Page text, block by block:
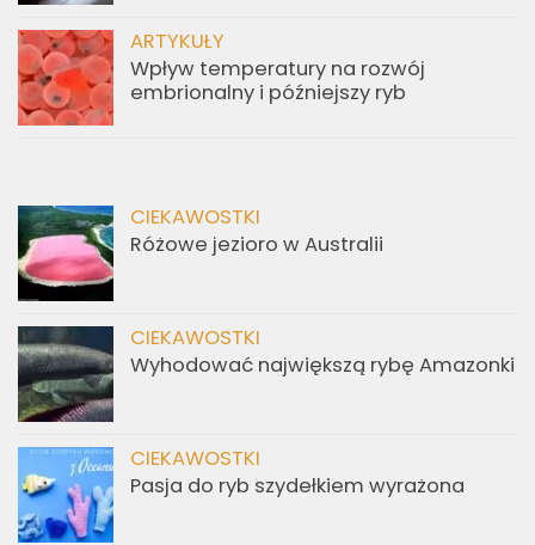
ARTYKUŁY
Wpływ temperatury na rozwój
embrionalny i późniejszy ryb
CIEKAWOSTKI
Różowe jezioro w Australii
CIEKAWOSTKI
Wyhodować największą rybę Amazonki
CIEKAWOSTKI
Pasja do ryb szydełkiem wyrażona